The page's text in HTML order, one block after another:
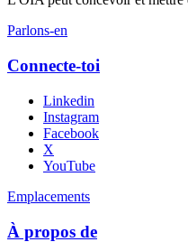
Parlons-en
Connecte-toi
Linkedin
Instagram
Facebook
X
YouTube
Emplacements
À propos de